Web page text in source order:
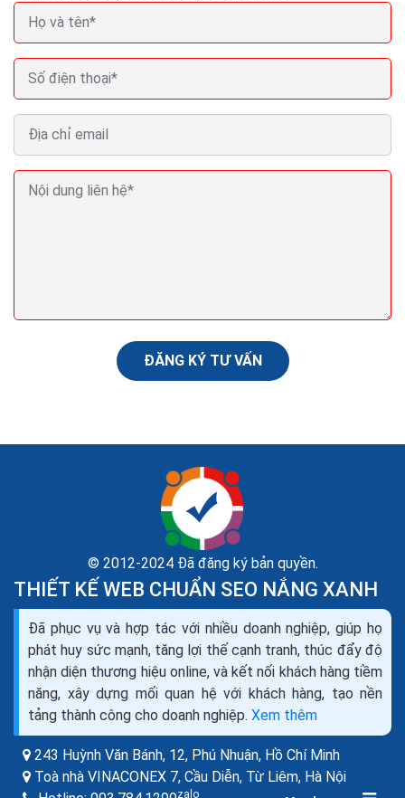
Bing ra đơn
SEO content hiểu đơn giản là phương pháp SEO dưạ
trên nội dung chất lượng là chính. Các yếu tố quan
trọng nhất giúp làm SEO thành công là: Nội dung,
Onpage, Backlink, Traffic.
ĐĂNG KÝ TƯ VẤN
© 2012-2024 Đã đăng ký bản quyền.
THIẾT KẾ WEB CHUẨN SEO NẮNG XANH
Đã phục vụ và hợp tác với nhiều doanh nghiệp, giúp họ
phát huy sức mạnh, tăng lợi thế cạnh tranh, thúc đẩy độ
nhận diện thương hiệu online, và kết nối khách hàng tiềm
năng, xây dựng mối quan hệ với khách hàng, tạo nền
tảng thành công cho doanh nghiệp. Xem thêm
243 Huỳnh Văn Bánh, 12, Phú Nhuận, Hồ Chí Minh
Toà nhà VINACONEX 7, Cầu Diễn, Từ Liêm, Hà Nội
zalo